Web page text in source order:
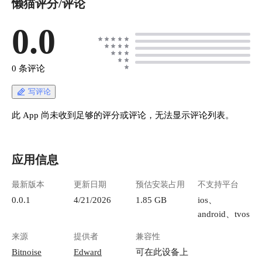
懒猫评分/评论
0.0
0 条评论
写评论
此 App 尚未收到足够的评分或评论，无法显示评论列表。
应用信息
最新版本
0.0.1
更新日期
4/21/2026
预估安装占用
1.85 GB
不支持平台
ios、
android、tvos
来源
Bitnoise
提供者
Edward
兼容性
可在此设备上